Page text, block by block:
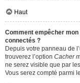
Haut
Comment empêcher
connectés ?
Depuis votre panneau de
trouverez l’option Cacher
ne serez visible que par
Vous serez compté parmi